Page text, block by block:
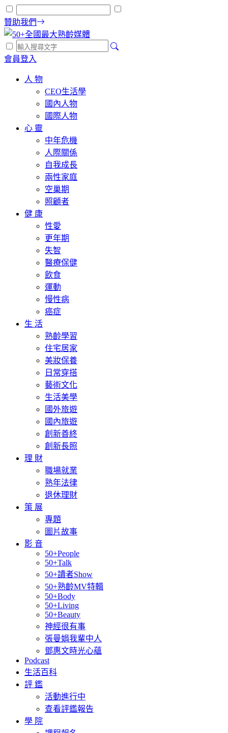
贊助我們
會員登入
人 物
CEO生活學
國內人物
國際人物
心 靈
中年危機
人際關係
自我成長
兩性家庭
空巢期
照顧者
健 康
性愛
更年期
失智
醫療保健
飲食
運動
慢性病
癌症
生 活
熟齡學習
住宅居家
美妝保養
日常穿搭
藝術文化
生活美學
國外旅遊
國內旅遊
創新善終
創新長照
理 財
職場就業
熟年法律
退休理財
策 展
專題
圖片故事
影 音
50+People
50+Talk
50+讀者Show
50+熟齡MV特輯
50+Body
50+Living
50+Beauty
神經很有事
張曼娟我輩中人
鄧惠文時光心蘊
Podcast
生活百科
評 鑑
活動進行中
查看評鑑報告
學 院